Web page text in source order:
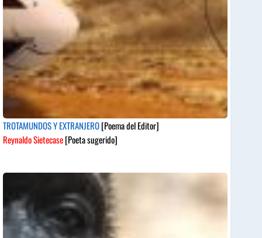
TROTAMUNDOS Y EXTRANJERO[Poema del Editor]
Reynaldo Sietecase[Poeta sugerido]